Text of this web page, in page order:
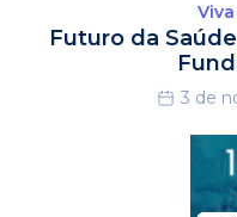
Futuro da
3 de